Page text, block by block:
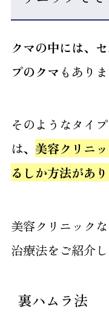
クマの中には、
プのクマ もありま
そのようなタイ
は、 美容クリニ
るしか方法があり
美容クリニック
治療法をご紹介し
裏ハムラ法